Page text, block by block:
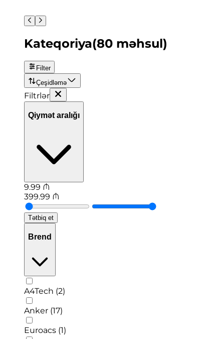
Kateqoriya(80 məhsul)
Filter
Çeşidləmə
Filtrlər
Qiymət aralığı
9.99 ₼
399.99 ₼
Tətbiq et
Brend
A4Tech (2)
Anker (17)
Euroacs (1)